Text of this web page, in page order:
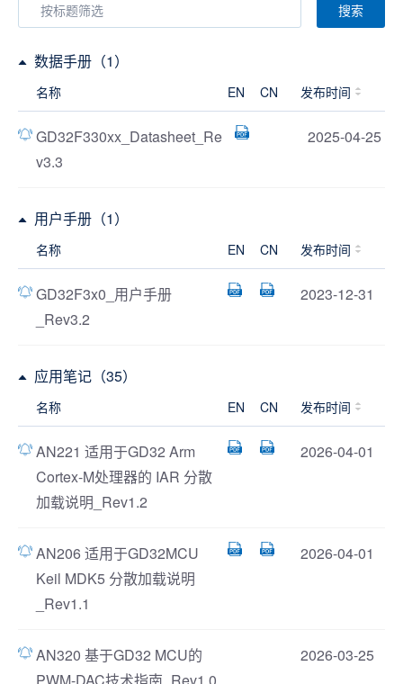
搜索
数据手册（1）
名称 EN CN 发布时间
GD32F330xx_Datasheet_Re
v3.3
2025-04-25
用户手册（1）
名称 EN CN 发布时间
GD32F3x0_用户手册
_Rev3.2
2023-12-31
应用笔记（35）
名称 EN CN 发布时间
AN221 适用于GD32 Arm
Cortex-M处理器的 IAR 分散
加载说明_Rev1.2
2026-04-01
AN206 适用于GD32MCU
Keil MDK5 分散加载说明
_Rev1.1
2026-04-01
AN320 基于GD32 MCU的
2026-03-25